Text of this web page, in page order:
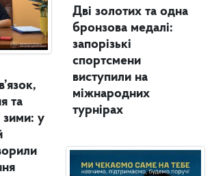
та
зими: у
Дві золотих та одна
бронзова медалі:
запорізькі
спортсмени
виступили на
міжнародних
турнірах